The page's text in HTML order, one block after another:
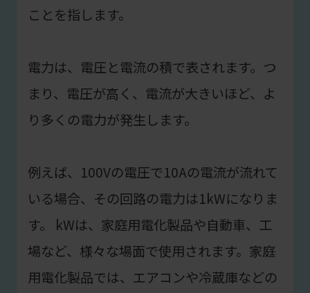
ことを指します。
電力は、電圧と電流の積で表されます。つ
まり、電圧が高く、電流が大きいほど、よ
り多くの電力が発生します。
例えば、100Vの電圧で10Aの電流が流れて
いる場合、その回路の電力は1kWになりま
す。 kWは、家庭用電化製品や自動車、工
場など、様々な場面で使用されます。家庭
用電化製品では、エアコンや冷蔵庫などの